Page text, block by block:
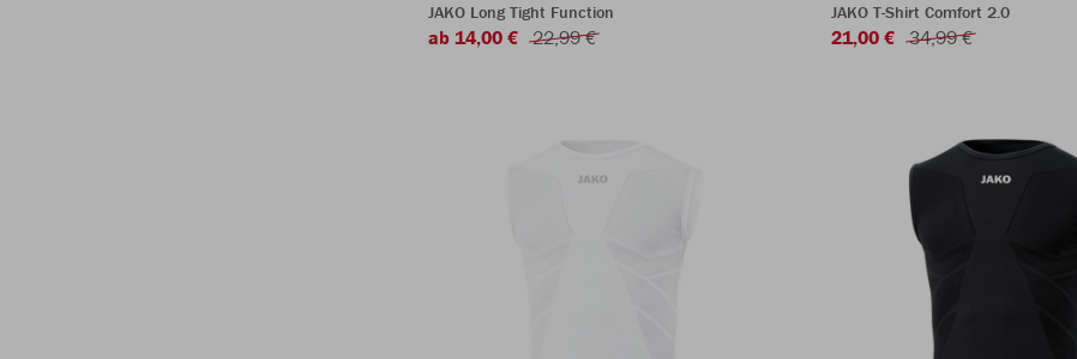
JAKO Long Tight Function
ab 14,00 € 22,99 €
JAKO T-Shirt Comfort 2.0
21,00 € 34,99 €